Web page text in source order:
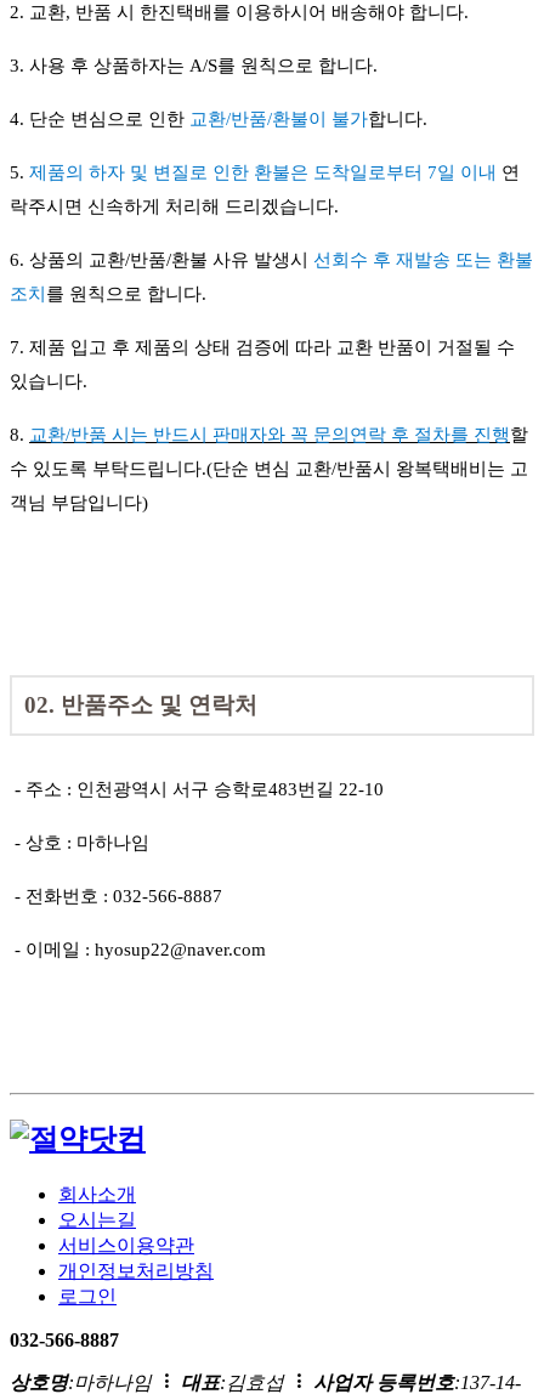
2. 교환, 반품 시 한진택배를 이용하시어 배송해야 합니다.
3. 사용 후 상품하자는 A/S를 원칙으로 합니다.
4. 단순 변심으로 인한 교환/반품/환불이 불가합니다.
5. 제품의 하자 및 변질로 인한 환불은 도착일로부터 7일 이내 연
락주시면 신속하게 처리해 드리겠습니다.
6. 상품의 교환/반품/환불 사유 발생시 선회수 후 재발송 또는 환불
조치 를 원칙으로 합니다.
7. 제품 입고 후 제품의 상태 검증에 따라 교환 반품이 거절될 수
있습니다.
8. 교환/반품 시는 반드시 판매자와 꼭 문의연락 후 절차를 진행할
수 있도록 부탁드립니다.(단순 변심 교환/반품시 왕복택배비는 고
객님 부담입니다)
02. 반품주소 및 연락처
- 주소 : 인천광역시 서구 승학로483번길 22-10
- 상호 : 마하나임
- 전화번호 : 032-566-8887
- 이메일 : hyosup22@naver.com
회사소개
오시는길
서비스이용약관
개인정보처리방침
로그인
032-566-8887
상호명:마하나임 대표:김효섭 사업자 등록번호:137-14-